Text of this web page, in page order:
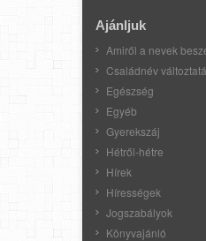
Ajánljuk
Amiről a nevek
Családnév
Egészség
Egyéb
Gyerekszáj
Hétről-hétre
Hírek
Hírességek
Jogszabályok
Könyvajánló